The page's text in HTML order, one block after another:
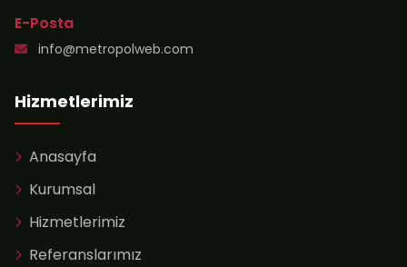
E-Posta
info@metropolweb.com
Hizmetlerimiz
Anasayfa
Kurumsal
Hizmetlerimiz
Referanslarımız